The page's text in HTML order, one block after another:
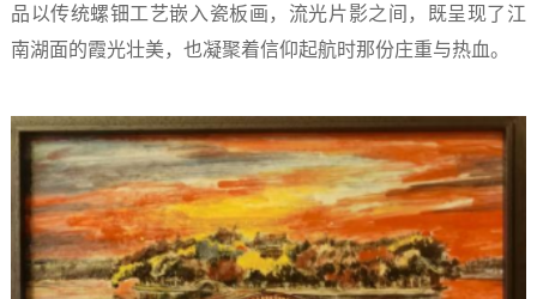
品以传统螺钿工艺嵌入瓷板画，流光片影之间，既呈现了江
南湖面的霞光壮美，也凝聚着信仰起航时那份庄重与热血。